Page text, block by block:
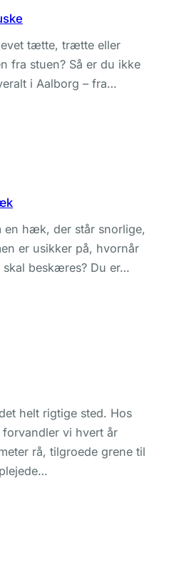
tætte, trætte eller
fra stuen? Så er du ikke
i Aalborg – fra…
en hæk, der står snorlige,
er usikker på, hvornår
beskæres? Du er…
helt rigtige sted. Hos
vi hvert år
rå, tilgroede grene til